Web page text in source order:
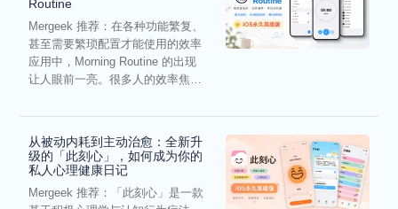
Routine
Mergeek 推荐：在各种功能繁复、
甚至需要繁琐配置才能使用的效率
应用中，Morning Routine 的出现
让人眼前一亮。很多人的效率焦
从被动内耗到主动治愈：全新升
级的「此刻心」，如何成为你的
私人心理健康日记
Mergeek 推荐：「此刻心」是一款